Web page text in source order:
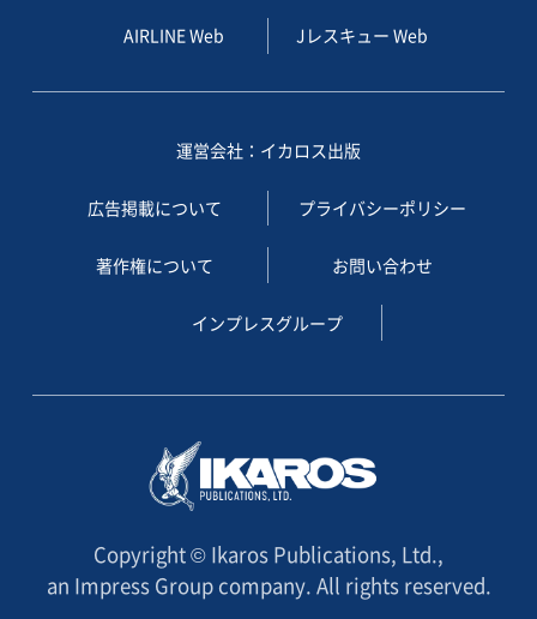
AIRLINE Web Jレスキュー Web
運営会社：イカロス出版
広告掲載について プライバシーポリシー
著作権について お問い合わせ
インプレスグループ
Copyright © Ikaros Publications, Ltd.,
an Impress Group company. All rights reserved.